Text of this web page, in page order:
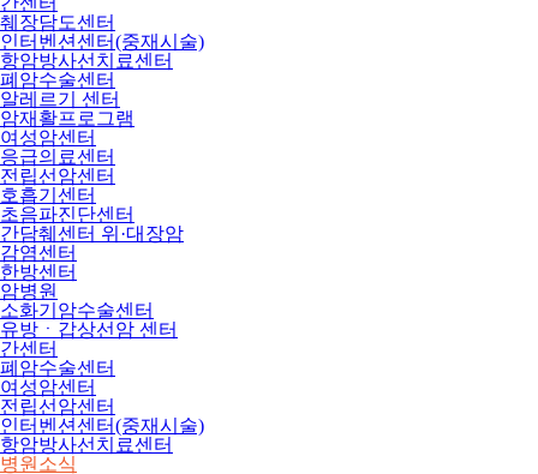
췌장담도센터
인터벤션센터(중재시술)
항암방사선치료센터
폐암수술센터
알레르기 센터
암재활프로그램
여성암센터
응급의료센터
전립선암센터
호흡기센터
초음파진단센터
간담췌센터 위·대장암
감염센터
한방센터
암병원
소화기암수술센터
유방ㆍ갑상선암 센터
간센터
폐암수술센터
여성암센터
전립선암센터
인터벤션센터(중재시술)
항암방사선치료센터
병원소식